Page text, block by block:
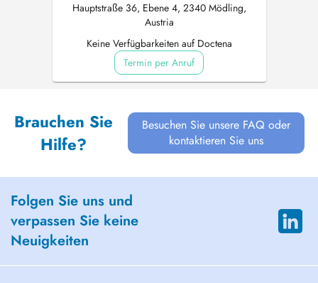
Hauptstraße 36, Ebene 4, 2340 Mödling,
Austria
Keine Verfügbarkeiten auf Doctena
Termin per Anruf
Brauchen Sie
Hilfe?
Besuchen Sie unsere FAQ oder
kontaktieren Sie uns
Folgen Sie uns und
verpassen Sie keine
Neuigkeiten